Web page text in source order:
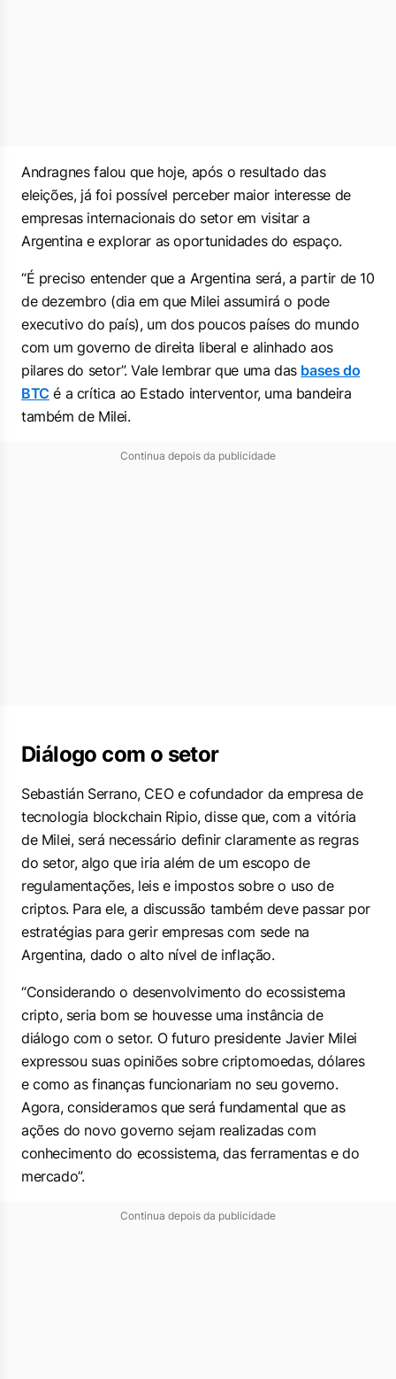
Andragnes falou que hoje, após o resultado das
eleições, já foi possível perceber maior interesse de
empresas internacionais do setor em visitar a
Argentina e explorar as oportunidades do espaço.
“É preciso entender que a Argentina será, a partir de 10
de dezembro (dia em que Milei assumirá o pode
executivo do país), um dos poucos países do mundo
com um governo de direita liberal e alinhado aos
pilares do setor”. Vale lembrar que uma das bases do
BTC é a crítica ao Estado interventor, uma bandeira
também de Milei.
Continua depois da publicidade
Diálogo com o setor
Sebastián Serrano, CEO e cofundador da empresa de
tecnologia blockchain Ripio, disse que, com a vitória
de Milei, será necessário definir claramente as regras
do setor, algo que iria além de um escopo de
regulamentações, leis e impostos sobre o uso de
criptos. Para ele, a discussão também deve passar por
estratégias para gerir empresas com sede na
Argentina, dado o alto nível de inflação.
“Considerando o desenvolvimento do ecossistema
cripto, seria bom se houvesse uma instância de
diálogo com o setor. O futuro presidente Javier Milei
expressou suas opiniões sobre criptomoedas, dólares
e como as finanças funcionariam no seu governo.
Agora, consideramos que será fundamental que as
ações do novo governo sejam realizadas com
conhecimento do ecossistema, das ferramentas e do
mercado”.
Continua depois da publicidade